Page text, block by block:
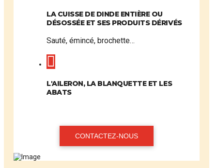
LA CUISSE DE DINDE ENTIÈRE OU
DÉSOSSÉE ET SES PRODUITS DÉRIVÉS
Sauté, émincé, brochette…
L'AILERON, LA BLANQUETTE ET LES
ABATS
CONTACTEZ-NOUS